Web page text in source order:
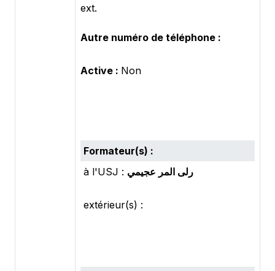
ext.
Autre numéro de téléphone :
Active : Non
Formateur(s) :
à l'USJ : رلى المر عجيمي
extérieur(s) :